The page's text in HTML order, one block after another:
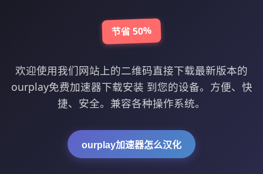
节省 50%
欢迎使用我们网站上的二维码直接下载最新版本的
ourplay免费加速器下载安装 到您的设备。方便、快
捷、安全。兼容各种操作系统。
ourplay加速器怎么汉化